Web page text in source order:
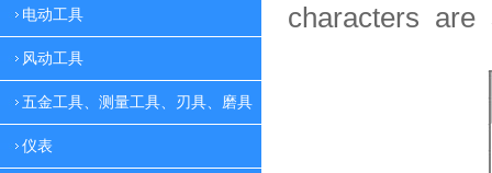
电动工具
风动工具
五金工具、测量工具、刃具、磨具
仪表
characters